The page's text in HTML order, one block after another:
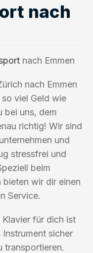
nach
nach Emmen
nach Emmen
viel Geld wie
bei uns, dem
richtig! Wir sind
und
stressfrei und
beim
bieten wir dir einen
Service.
für dich ist
sicher
transportieren.